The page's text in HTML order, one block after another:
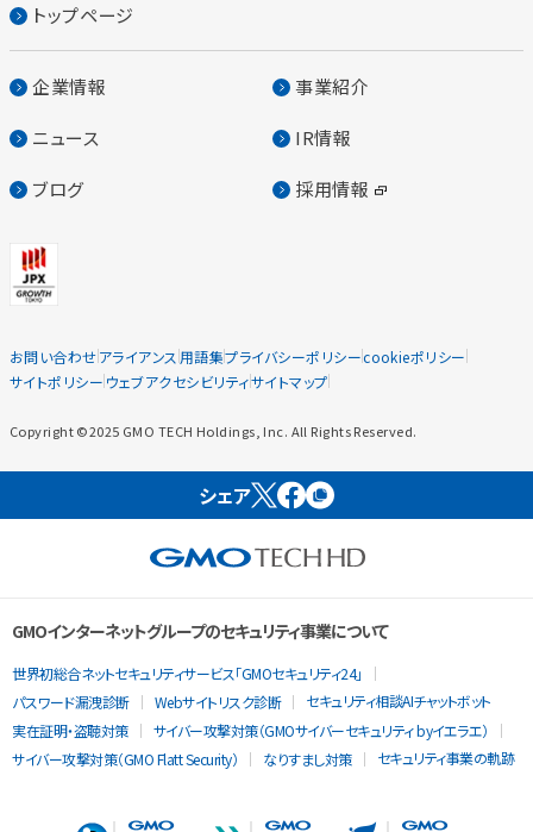
トップページ
企業情報 事業紹介
ニュース IR情報
ブログ 採用情報
お問い合わせアライアンス用語集プライバシーポリシーcookieポリシー
サイトポリシー ウェブアクセシビリティサイトマップ
Copyright ©2025 GMO TECH Holdings, Inc. All Rights Reserved.
シェア
GMOインターネットグループのセキュリティ事業について
世界初総合ネットセキュリティサービス「GMOセキュリティ24」
パスワード漏洩診断
Webサイトリスク診断
セキュリティ相談AIチャットボット
実在証明・盗聴対策
サイバー攻撃対策（GMOサイバーセキュリティ byイエラエ）
サイバー攻撃対策（GMO Flatt Security）
なりすまし対策 セキュリティ事業の軌跡